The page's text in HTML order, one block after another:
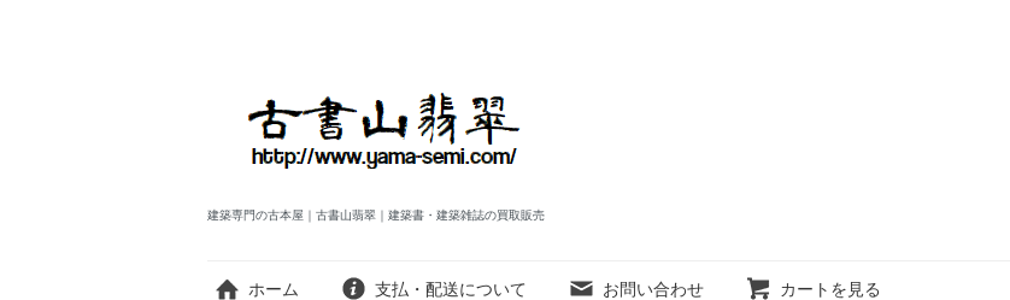
建築専門の古本屋｜古書山翡翠｜建築書・建築雑誌の買取販売
ホーム 支払・配送について お問い合わせ カートを見る